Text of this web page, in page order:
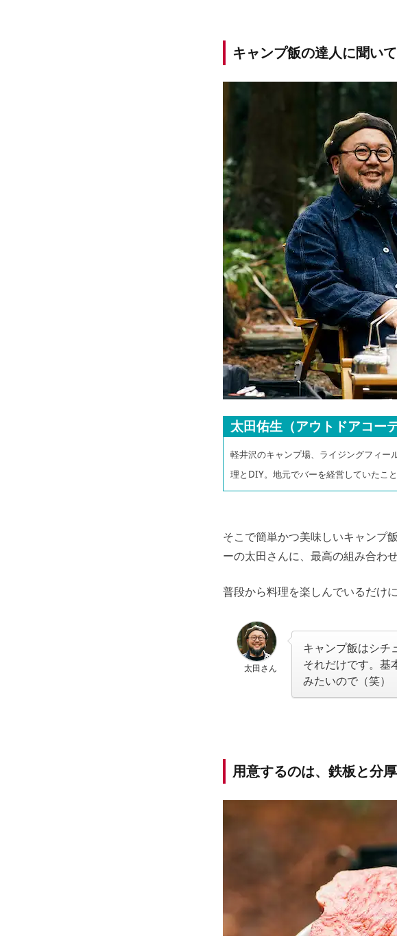
キャンプ飯の達人に聞い
太田佑生（アウトドアコー
軽井沢のキャンプ場、ライジングフィー
理とDIY。地元でバーを経営していたこ
そこで簡単かつ美味しいキャンプ
ーの太田さんに、最高の組み合わ
普段から料理を楽しんでいるだけ
太田さん
キャンプ飯はシチ
それだけです。基
みたいので（笑）
用意するのは、鉄板と分